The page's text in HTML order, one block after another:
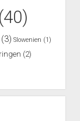
(40)
Slowenien (1)
(2)